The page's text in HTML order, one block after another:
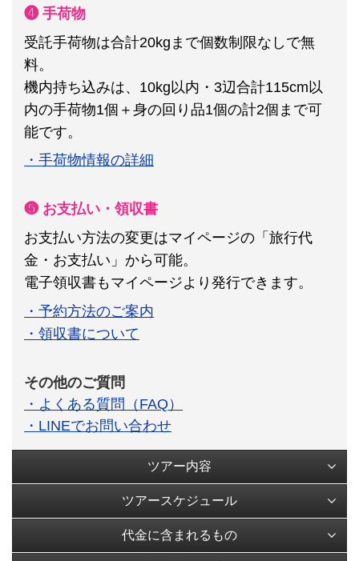
❹ 手荷物
受託手荷物は合計20kgまで個数制限なしで無
料。
機内持ち込みは、10kg以内・3辺合計115cm以
内の手荷物1個＋身の回り品1個の計2個まで可
能です。
・手荷物情報の詳細
❺ お支払い・領収書
お支払い方法の変更はマイページの「旅行代
金・お支払い」から可能。
電子領収書もマイページより発行できます。
・予約方法のご案内
・領収書について
その他のご質問
・よくある質問（FAQ）
・LINEでお問い合わせ
ツアー内容
ツアースケジュール
代金に含まれるもの